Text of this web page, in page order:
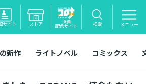
サイト ストア 漫画
配信サイト 検索 メニュー
新作 ライトノベル コミックス